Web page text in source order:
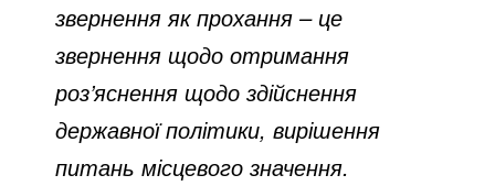
звернення як прохання – це
звернення щодо отримання
роз’яснення щодо здійснення
державної політики, вирішення
питань місцевого значення.